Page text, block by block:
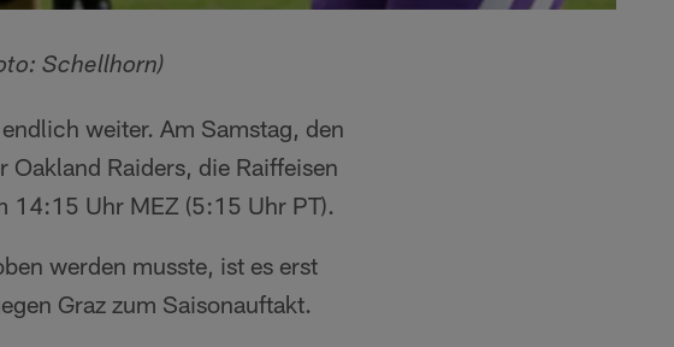
Schellhorn)
weiter. Am Samstag, den
Raiders, die Raiffeisen
14:15 Uhr MEZ (5:15 Uhr PT).
werden musste, ist es erst
Graz zum Saisonauftakt.